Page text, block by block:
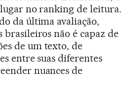
lugar no ranking de leitura.
da última avaliação,
brasileiros não é capaz de
de um texto, de
entre suas diferentes
nuances de